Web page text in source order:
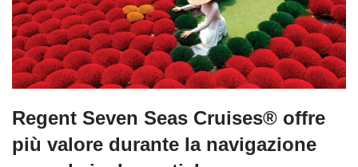
Regent Seven Seas Cruises® offre
più valore durante la navigazione